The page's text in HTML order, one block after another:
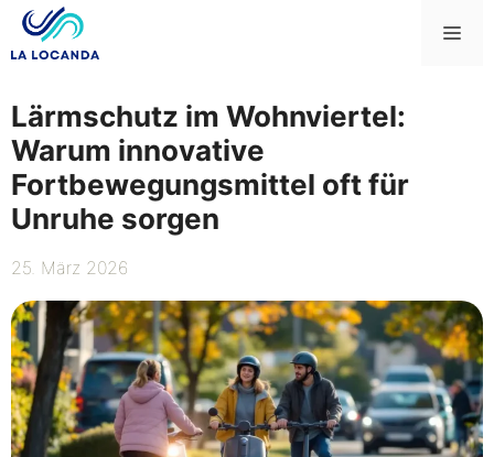
Zum
Inhalt
Lärmschutz im Wohnviertel:
Warum innovative
Fortbewegungsmittel oft für
Unruhe sorgen
25. März 2026